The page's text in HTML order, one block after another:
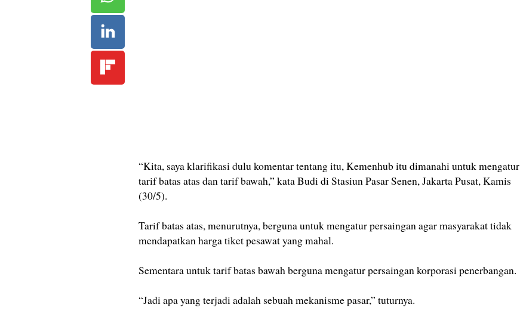
“Kita, saya klarifikasi dulu komentar tentang itu, Kemenhub itu dimanahi untuk mengatur
tarif batas atas dan tarif bawah,” kata Budi di Stasiun Pasar Senen, Jakarta Pusat, Kamis
(30/5).
Tarif batas atas, menurutnya, berguna untuk mengatur persaingan agar masyarakat tidak
mendapatkan harga tiket pesawat yang mahal.
Sementara untuk tarif batas bawah berguna mengatur persaingan korporasi penerbangan.
“Jadi apa yang terjadi adalah sebuah mekanisme pasar,” tuturnya.